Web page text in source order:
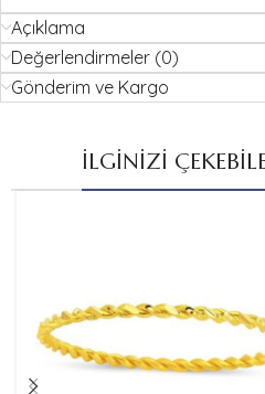
Açıklama
Değerlendirmeler (0)
Gönderim ve Kargo
İLGİNİZİ